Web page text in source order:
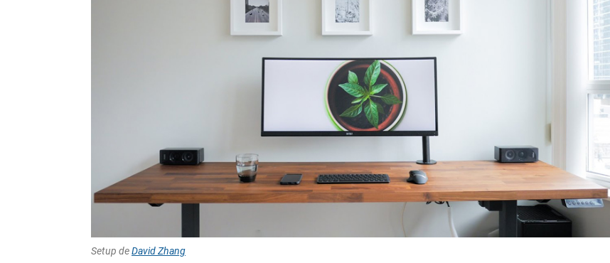
Setup deDavid Zhang